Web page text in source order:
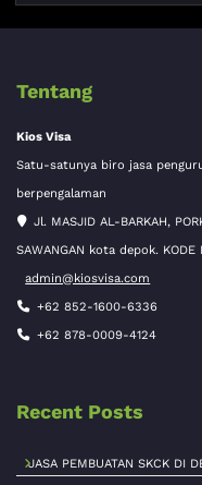
Tentang
Kios Visa
Satu-satunya biro jasa
berpengalaman
Jl. MASJID AL-BARKAH,
SAWANGAN kota depok. KODE
admin@kiosvisa.com
+62 852-1600-6336
+62 878-0009-4124
Recent Posts
JASA PEMBUATAN SKCK DI